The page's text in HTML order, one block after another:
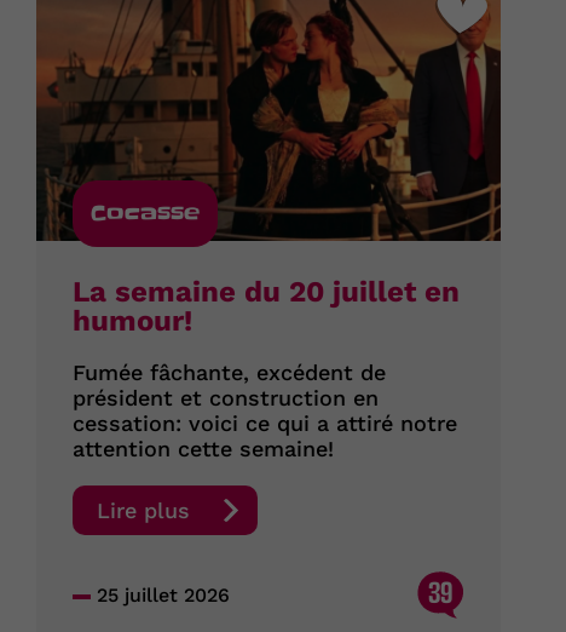
Cocasse
La semaine du 20 juillet en
humour!
Fumée fâchante, excédent de
président et construction en
cessation: voici ce qui a attiré notre
attention cette semaine!
Lire plus
25 juillet 2026 39